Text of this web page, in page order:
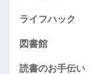
ライフハック
図書館
読書のお手伝い